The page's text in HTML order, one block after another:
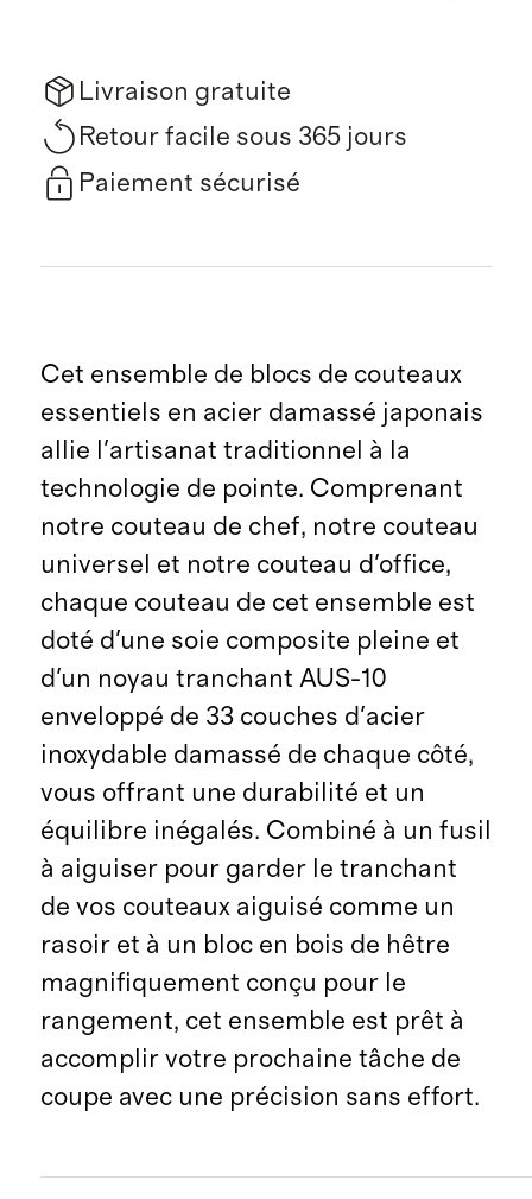
Livraison gratuite
Retour facile sous 365 jours
Paiement sécurisé
Cet ensemble de blocs de couteaux
essentiels en acier damassé japonais
allie l'artisanat traditionnel à la
technologie de pointe. Comprenant
notre couteau de chef, notre couteau
universel et notre couteau d'office,
chaque couteau de cet ensemble est
doté d'une soie composite pleine et
d'un noyau tranchant AUS-10
enveloppé de 33 couches d'acier
inoxydable damassé de chaque côté,
vous offrant une durabilité et un
équilibre inégalés. Combiné à un fusil
à aiguiser pour garder le tranchant
de vos couteaux aiguisé comme un
rasoir et à un bloc en bois de hêtre
magnifiquement conçu pour le
rangement, cet ensemble est prêt à
accomplir votre prochaine tâche de
coupe avec une précision sans effort.